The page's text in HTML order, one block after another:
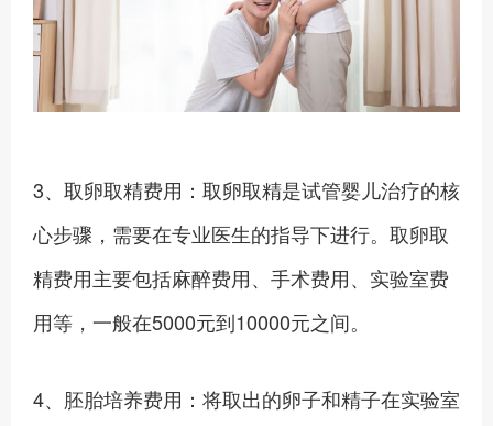
3、取卵取精费用：取卵取精是试管婴儿治疗的核
心步骤，需要在专业医生的指导下进行。取卵取
精费用主要包括麻醉费用、手术费用、实验室费
用等，一般在5000元到10000元之间。
4、胚胎培养费用：将取出的卵子和精子在实验室